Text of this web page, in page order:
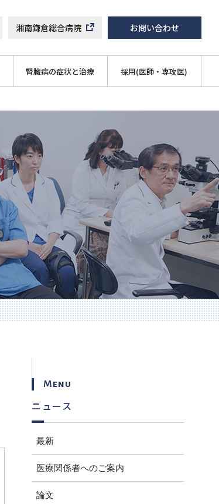
湘南鎌倉総合病院 お問い合わせ
腎臓病の症状と治療
腹膜透析
血液透析
腎不全
IgA腎症
腎炎
採用(医師・専攻医)
特別連携施設での研修について
先輩からのメッセージ
ローテーターからのメッセージ
フォトギャラリー
[専攻医] 募集要項
[医師スタッフ] 募集要項
Menu
ニュース
最新
医療関係者へのご案内
論文